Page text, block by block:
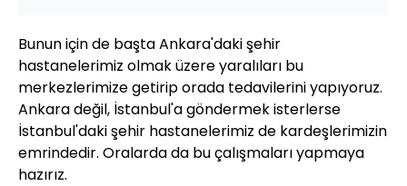
Bunun için de başta Ankara'daki şehir
hastanelerimiz olmak üzere yaralıları bu
merkezlerimize getirip orada tedavilerini yapıyoruz.
Ankara değil, İstanbul'a göndermek isterlerse
İstanbul'daki şehir hastanelerimiz de kardeşlerimizin
emrindedir. Oralarda da bu çalışmaları yapmaya
hazırız.